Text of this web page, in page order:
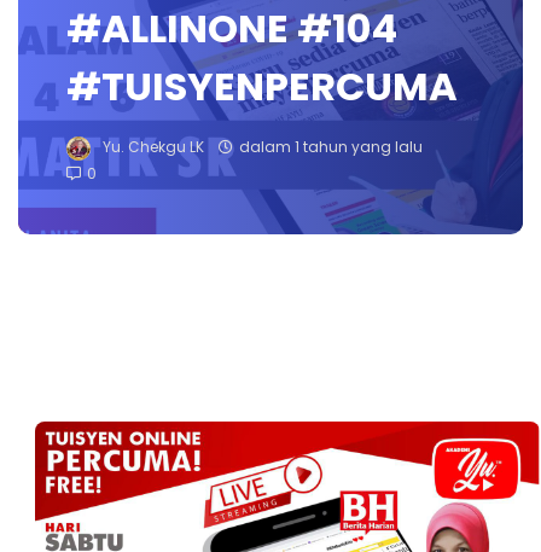
#ALLINONE #104
#TUISYENPERCUMA
Yu. Chekgu LK
dalam 1 tahun yang lalu
0